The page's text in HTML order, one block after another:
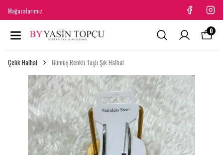
Mağazalarımız
0
Çelik Halhal Gümüş Renkli Taşlı Şık Halhal